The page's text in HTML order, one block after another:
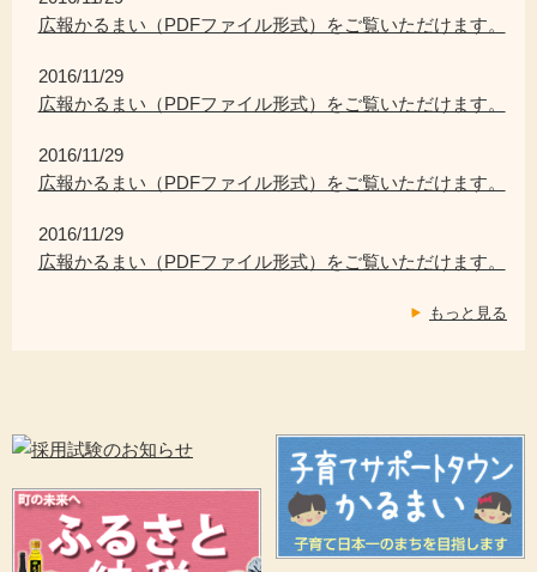
広報かるまい（PDFファイル形式）をご覧いただけます。
2016/11/29
広報かるまい（PDFファイル形式）をご覧いただけます。
2016/11/29
広報かるまい（PDFファイル形式）をご覧いただけます。
2016/11/29
広報かるまい（PDFファイル形式）をご覧いただけます。
もっと見る